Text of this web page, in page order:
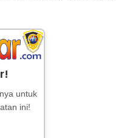
untuk
ini!